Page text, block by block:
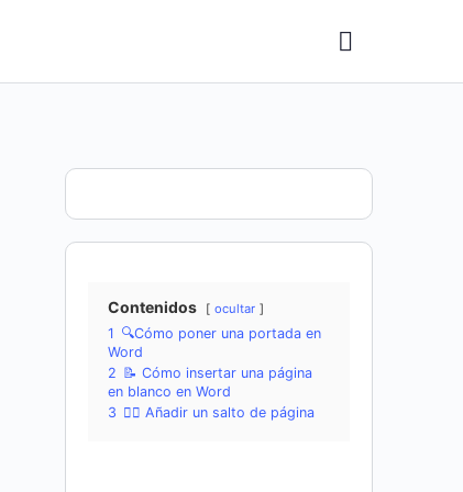
Contenidos ocultar
1 🔍Cómo poner una portada en
Word
2 📝 Cómo insertar una página
en blanco en Word
3 🏃‍♀️ Añadir un salto de página